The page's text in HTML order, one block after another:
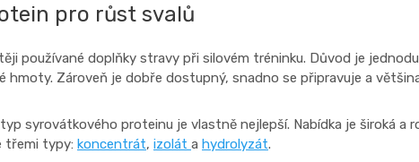
pro růst svalů
používané doplňky stravy při silovém tréninku. Důvod je
Zároveň je dobře dostupný, snadno se připravuje a
syrovátkového proteinu je vlastně nejlepší. Nabídka je široká a
třemi typy: koncentrát, izolát a hydrolyzát.